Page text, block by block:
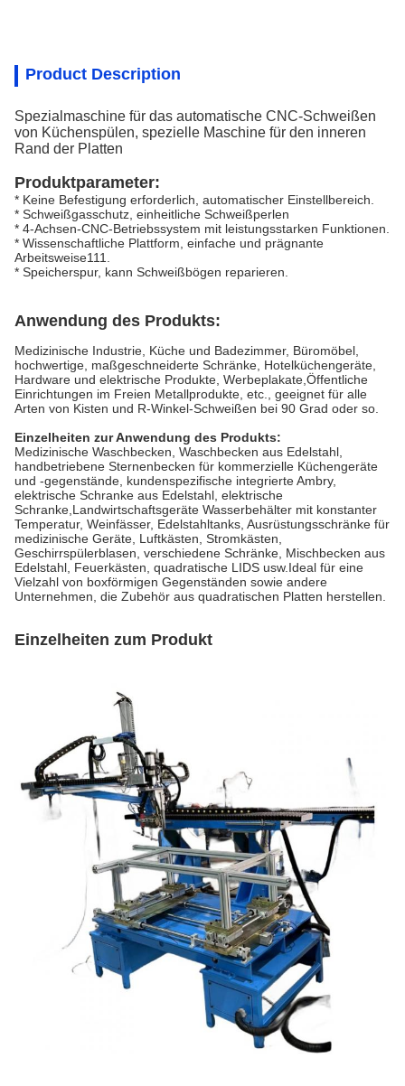
Product Description
Spezialmaschine für das automatische CNC-Schweißen
von Küchenspülen, spezielle Maschine für den inneren
Rand der Platten
Produktparameter:
* Keine Befestigung erforderlich, automatischer Einstellbereich.
* Schweißgasschutz, einheitliche Schweißperlen
* 4-Achsen-CNC-Betriebssystem mit leistungsstarken Funktionen.
* Wissenschaftliche Plattform, einfache und prägnante
Arbeitsweise111.
* Speicherspur, kann Schweißbögen reparieren.
Anwendung des Produkts:
Medizinische Industrie, Küche und Badezimmer, Büromöbel,
hochwertige, maßgeschneiderte Schränke, Hotelküchengeräte,
Hardware und elektrische Produkte, Werbeplakate,Öffentliche
Einrichtungen im Freien Metallprodukte, etc., geeignet für alle
Arten von Kisten und R-Winkel-Schweißen bei 90 Grad oder so.
Einzelheiten zur Anwendung des Produkts:
Medizinische Waschbecken, Waschbecken aus Edelstahl,
handbetriebene Sternenbecken für kommerzielle Küchengeräte
und -gegenstände, kundenspezifische integrierte Ambry,
elektrische Schranke aus Edelstahl, elektrische
Schranke,Landwirtschaftsgeräte Wasserbehälter mit konstanter
Temperatur, Weinfässer, Edelstahltanks, Ausrüstungsschränke für
medizinische Geräte, Luftkästen, Stromkästen,
Geschirrspülerblasen, verschiedene Schränke, Mischbecken aus
Edelstahl, Feuerkästen, quadratische LIDS usw.Ideal für eine
Vielzahl von boxförmigen Gegenständen sowie andere
Unternehmen, die Zubehör aus quadratischen Platten herstellen.
Einzelheiten zum Produkt